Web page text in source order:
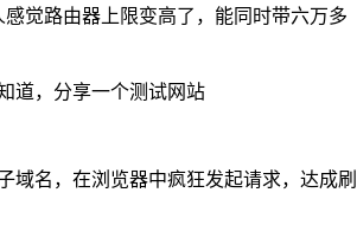
感觉路由器上限变高了，能同时带六万多
道，分享一个测试网站
域名，在浏览器中疯狂发起请求，达成刷